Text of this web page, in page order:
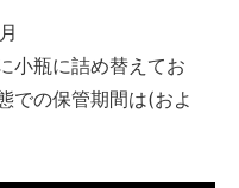
小瓶に詰め替えてお
での保管期間は(およ